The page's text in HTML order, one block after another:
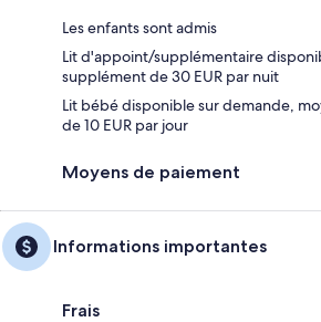
Les enfants sont admis
Lit d'appoint/supplémentaire
supplément de 30 EUR par nuit
Lit bébé disponible sur demande,
de 10 EUR par jour
Moyens de paiement
Informations importantes
Frais